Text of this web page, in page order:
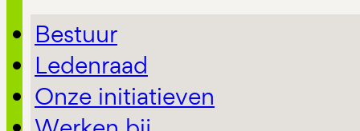
Bestuur
Ledenraad
Onze initiatieven